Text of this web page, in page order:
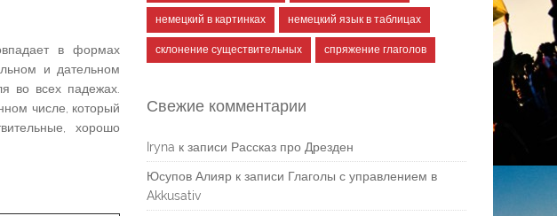
в формах
и дательном
во всех падежах.
числе, который
хорошо
немецкий в картинках немецкий язык в таблицах
склонение существительных спряжение глаголов
Свежие комментарии
Iryna к записи Рассказ про Дрезден
Юсупов Алияр к записи Глаголы с управлением в
Akkusativ